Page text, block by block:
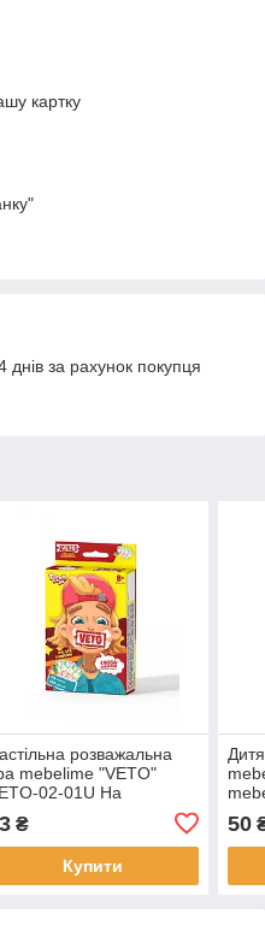
картку
за рахунок покупця
розважальна
mebelime "VETO"
02-01U На
₴
Купити
G-
50